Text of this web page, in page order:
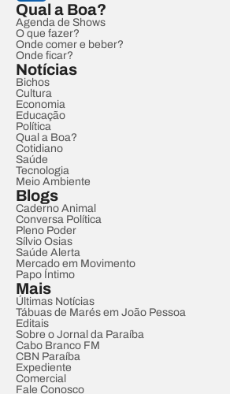
Qual a Boa?
Agenda de Shows
O que fazer?
Onde comer e beber?
Onde ficar?
Notícias
Bichos
Cultura
Economia
Educação
Política
Qual a Boa?
Cotidiano
Saúde
Tecnologia
Meio Ambiente
Blogs
Caderno Animal
Conversa Política
Pleno Poder
Sílvio Osias
Saúde Alerta
Mercado em Movimento
Papo Íntimo
Mais
Últimas Notícias
Tábuas de Marés em João Pessoa
Editais
Sobre o Jornal da Paraíba
Cabo Branco FM
CBN Paraíba
Expediente
Comercial
Fale Conosco